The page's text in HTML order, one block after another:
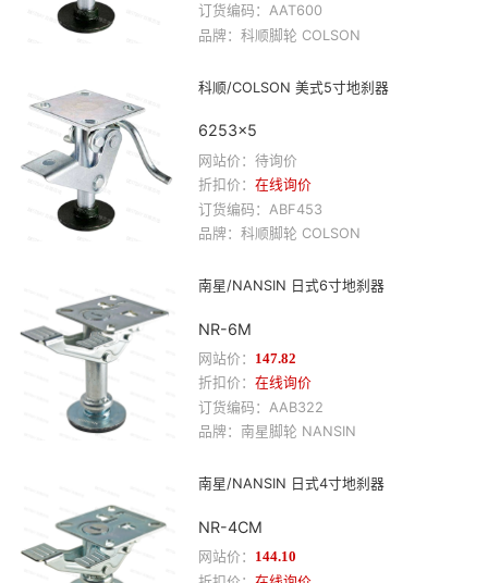
订货编码： AAT600
品牌： 科顺脚轮 COLSON
科顺/COLSON 美式5寸地刹器
6253×5
网站价：待询价
折扣价： 在线询价
订货编码： ABF453
品牌： 科顺脚轮 COLSON
南星/NANSIN 日式6寸地刹器
NR-6M
网站价： 147.82
折扣价： 在线询价
订货编码： AAB322
品牌： 南星 脚轮 NANSIN
南星/NANSIN 日式4寸地刹器
NR-4CM
网站价： 144.10